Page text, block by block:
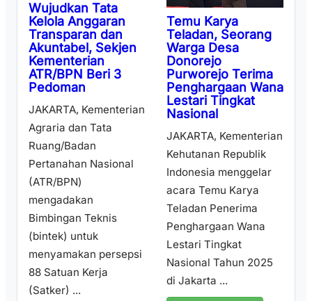
Wujudkan Tata
Kelola Anggaran
Transparan dan
Akuntabel, Sekjen
Kementerian
ATR/BPN Beri 3
Pedoman
JAKARTA, Kementerian
Agraria dan Tata
Ruang/Badan
Pertanahan Nasional
(ATR/BPN)
mengadakan
Bimbingan Teknis
(bintek) untuk
menyamakan persepsi
88 Satuan Kerja
(Satker) ...
Temu Karya
Teladan, Seorang
Warga Desa
Donorejo
Purworejo Terima
Penghargaan Wana
Lestari Tingkat
Nasional
JAKARTA, Kementerian
Kehutanan Republik
Indonesia menggelar
acara Temu Karya
Teladan Penerima
Penghargaan Wana
Lestari Tingkat
Nasional Tahun 2025
di Jakarta ...